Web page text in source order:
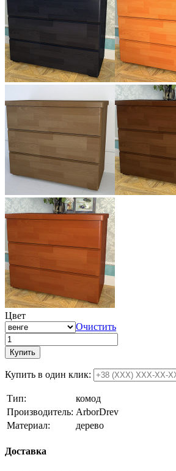
Цвет
Очистить
Купить
Купить в один клик:
Тип:
комод
Производитель: ArborDrev
Материал:
дерево
Доставка